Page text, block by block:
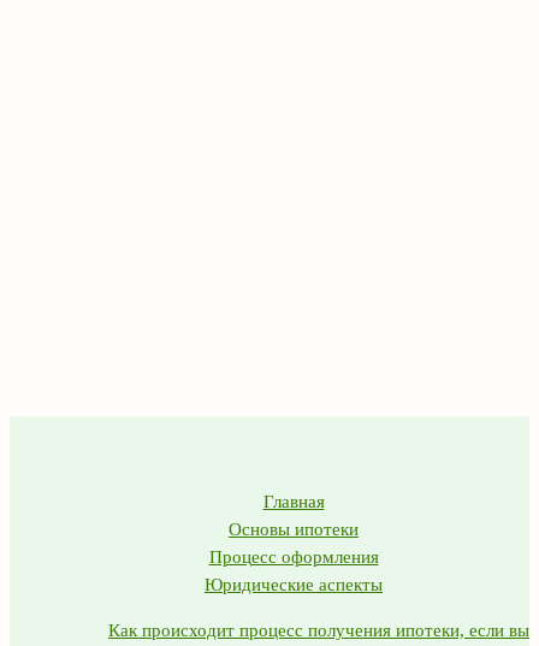
Главная
Основы ипотеки
Процесс оформления
Юридические аспекты
Как происходит процесс получения ипотеки, если вы